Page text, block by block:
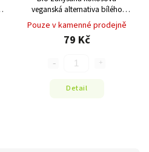
veganská alternativa bílého
jogurtu 400g
Pouze v kamenné prodejně
79 Kč
Detail